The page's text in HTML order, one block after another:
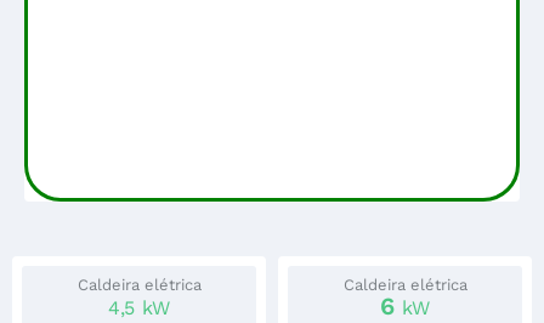
Caldeira elétrica
4,5 kW
Caldeira elétrica
6 kW